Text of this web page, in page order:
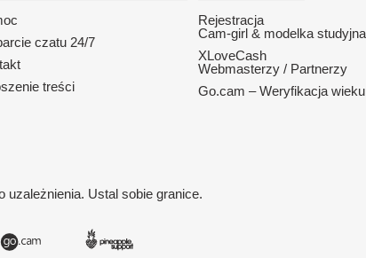
czatu 24/7
treści
Rejestracja
Cam-girl & modelka studyjna
XLoveCash
Webmasterzy / Partnerzy
Go.cam – Weryfikacja wieku
Ustal sobie granice.